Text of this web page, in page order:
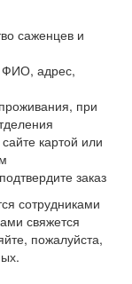
саженцев и
ФИО, адрес,
при
картой или
заказ
сотрудниками
свяжется
пожалуйста,